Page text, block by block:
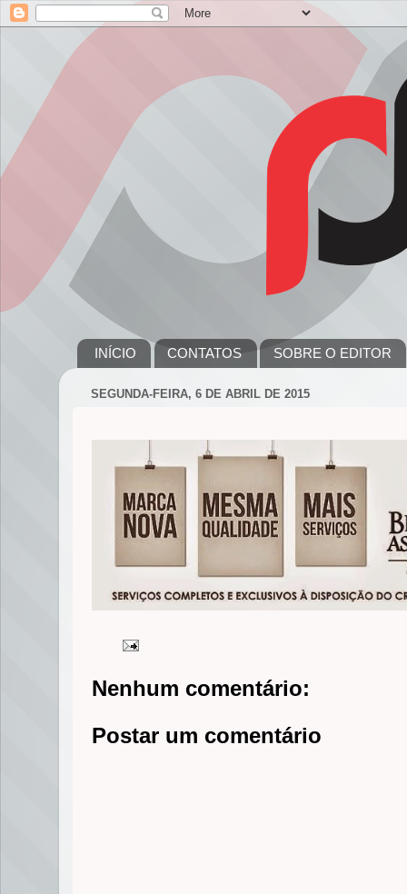
INÍCIO CONTATOS SOBRE O EDITOR
SEGUNDA-FEIRA, 6 DE ABRIL DE 2015
Nenhum comentário:
Postar um comentário